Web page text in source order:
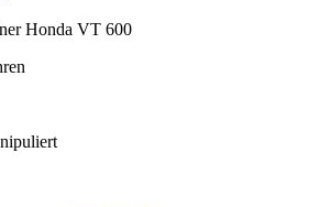
Honda VT 600